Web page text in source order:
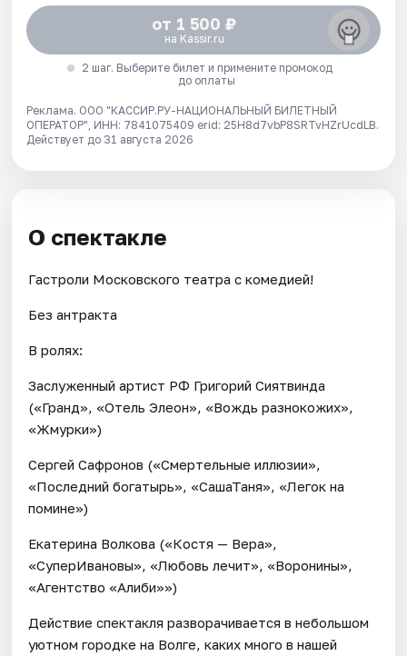
от 1 500 ₽
на Kassir.ru
2 шаг. Выберите билет и примените промокод
до оплаты
Реклама. ООО "КАССИР.РУ-НАЦИОНАЛЬНЫЙ БИЛЕТНЫЙ
ОПЕРАТОР", ИНН: 7841075409 erid: 25H8d7vbP8SRTvHZrUcdLB.
Действует до 31 августа 2026
О спектакле
Гастроли Московского театра с комедией!
Без антракта
В ролях:
Заслуженный артист РФ Григорий Сиятвинда
(«Гранд», «Отель Элеон», «Вождь разнокожих»,
«Жмурки»)
Сергей Сафронов («Смертельные иллюзии»,
«Последний богатырь», «СашаТаня», «Легок на
помине»)
Екатерина Волкова («Костя — Вера»,
«СуперИвановы», «Любовь лечит», «Воронины»,
«Агентство «Алиби»»)
Действие спектакля разворачивается в небольшом
уютном городке на Волге, каких много в нашей